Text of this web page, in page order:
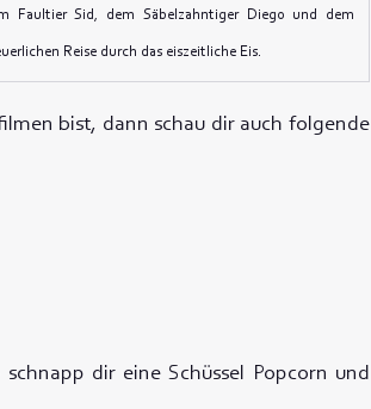
Faultier Sid, dem Säbelzahntiger Diego und dem
Reise durch das eiszeitliche Eis.
bist, dann schau dir auch folgende
dir eine Schüssel Popcorn und